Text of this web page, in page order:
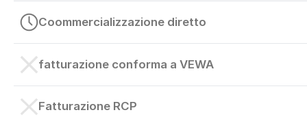
Coommercializzazione diretto
fatturazione conforma a VEWA
Fatturazione RCP